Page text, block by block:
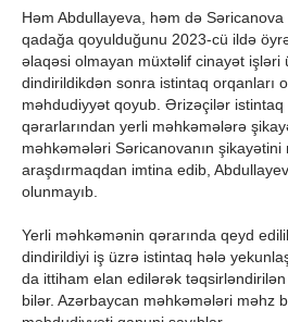
Həm Abdullayeva, həm də Səricanova
qadağa qoyulduğunu 2023-cü ildə
əlaqəsi olmayan müxtəlif cinayət işləri
dindirildikdən sonra istintaq orqanları
məhdudiyyət qoyub. Ərizəçilər istintaq
qərarlarından yerli məhkəmələrə
məhkəmələri Səricanovanın
araşdırmaqdan imtina edib,
olunmayıb.
Yerli məhkəmənin qərarında qeyd
dindirildiyi iş üzrə istintaq hələ
da ittiham elan edilərək
bilər. Azərbaycan məhkəmələri məhz